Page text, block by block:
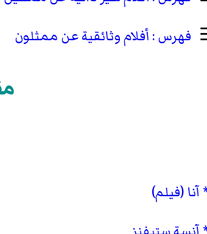
أفلام وثائقية عن ممثلون
آنا (فيلم)